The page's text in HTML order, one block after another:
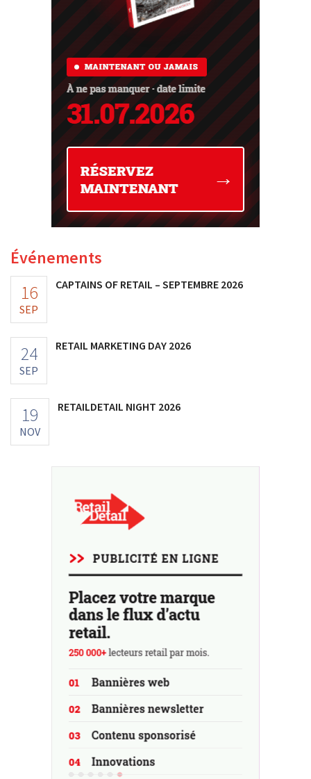
Événements
16
SEP
CAPTAINS OF RETAIL – SEPTEMBRE 2026
24
SEP
RETAIL MARKETING DAY 2026
19
NOV
RETAILDETAIL NIGHT 2026